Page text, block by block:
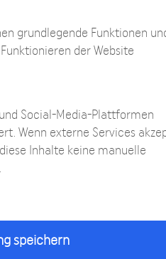
Facharzt für
Planungen während einer
Beinverlängerung regulär
für die eine
grundlegende Funktionen
der Website
Social-Media-Plattformen
Wenn externe Services
Inhalte keine manuelle
speichern